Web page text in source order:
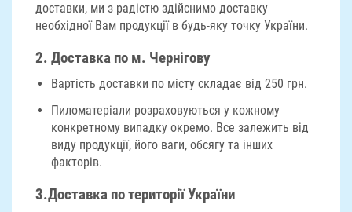
доставки, ми з радістю здійснимо доставку
необхідної Вам продукції в будь-яку точку України.
2. Доставка по м. Чернігову
Вартість доставки по місту складає від 250 грн.
Пиломатеріали розраховуються у кожному
конкретному випадку окремо. Все залежить від
виду продукції, його ваги, обсягу та інших
факторів.
3.Доставка по території України